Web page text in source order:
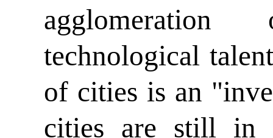
technological
of cities is an
cities are still in